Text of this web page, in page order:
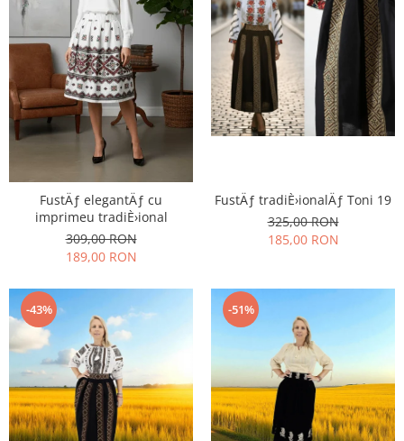
FustÄƒ elegantÄƒ cu
imprimeu tradiÈ›ional
309,00 RON
189,00 RON
FustÄƒ tradiÈ›ionalÄƒ Toni 19
325,00 RON
185,00 RON
-43% -51%